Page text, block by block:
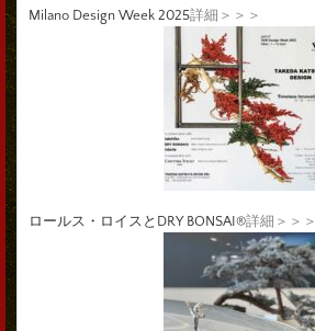
Milano Design Week 2025詳細＞＞＞
ロールス・ロイスとDRY BONSAI®詳細＞＞＞